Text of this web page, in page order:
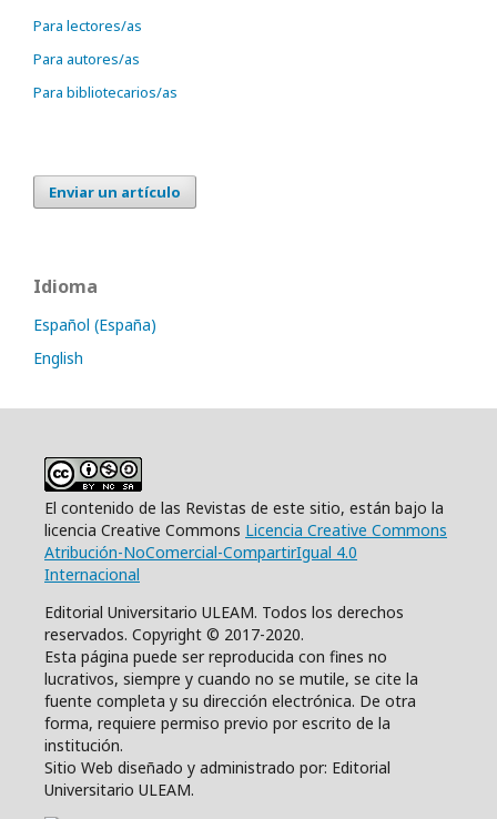
Para lectores/as
Para autores/as
Para bibliotecarios/as
Enviar un artículo
Idioma
Español (España)
English
El contenido de las Revistas de este sitio, están bajo la
licencia Creative Commons Licencia Creative Commons
Atribución-NoComercial-CompartirIgual 4.0
Internacional
Editorial Universitario ULEAM. Todos los derechos
reservados. Copyright © 2017-2020.
Esta página puede ser reproducida con fines no
lucrativos, siempre y cuando no se mutile, se cite la
fuente completa y su dirección electrónica. De otra
forma, requiere permiso previo por escrito de la
institución.
Sitio Web diseñado y administrado por: Editorial
Universitario ULEAM.